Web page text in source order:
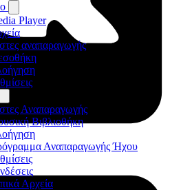
Player
αναπαραγωγής
Αναπαραγωγής
Βιβλιοθήκη
Αναπαραγωγής Ήχου
Αρχεία